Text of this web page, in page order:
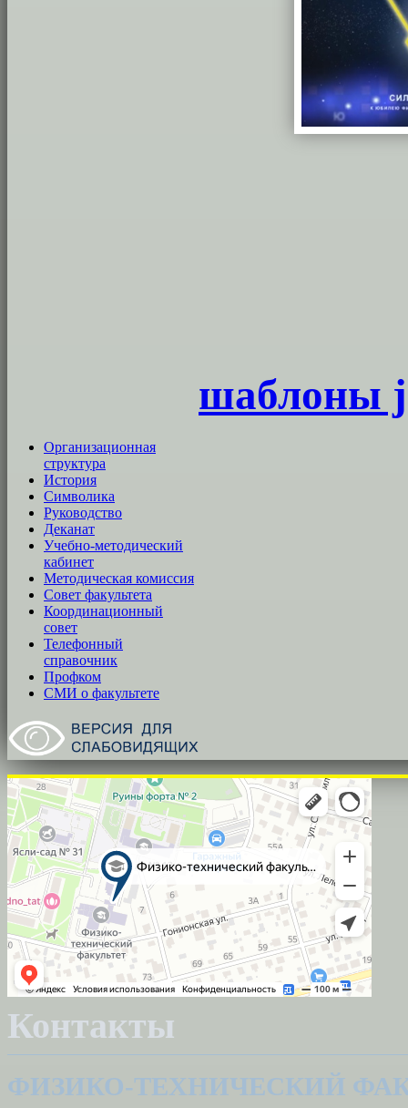
шаблоны
Организационная
структура
История
Символика
Руководство
Деканат
Учебно-методический
кабинет
Методическая комиссия
Совет факультета
Координационный
совет
Телефонный
справочник
Профком
СМИ о факультете
Контакты
ФИЗИКО-ТЕХНИЧЕСКИЙ